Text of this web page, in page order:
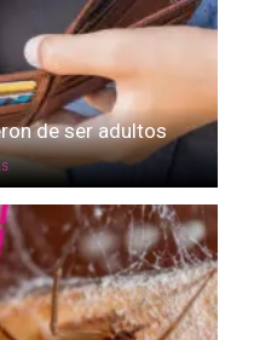
de ser adultos